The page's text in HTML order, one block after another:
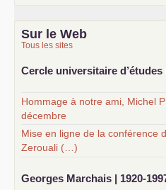
Sur le Web
Tous les sites
Cercle universitaire
Hommage à notre ami, Michel
décembre
Mise en ligne de la conférence
Zerouali (…)
Georges Marchais | 1920-